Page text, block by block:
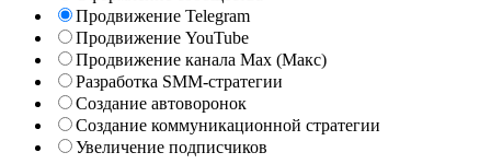
Продвижение Telegram
Продвижение YouTube
Продвижение канала Max (Макс)
Разработка SMM-стратегии
Создание автоворонок
Создание коммуникационной стратегии
Увеличение подписчиков